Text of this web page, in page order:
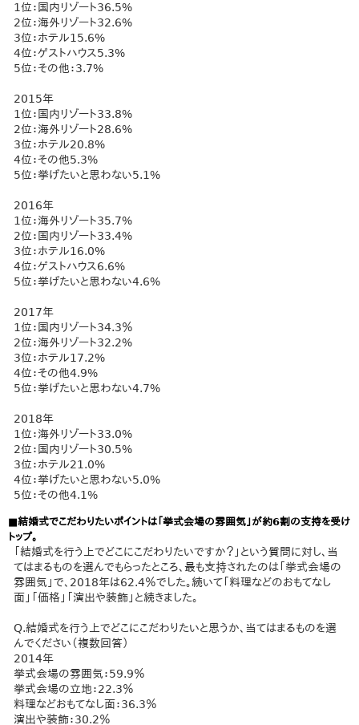
1位：国内リゾート36.5%
2位：海外リゾート32.6%
3位：ホテル15.6%
4位：ゲストハウス5.3%
5位：その他：3.7%
2015年
1位：国内リゾート33.8%
2位：海外リゾート28.6%
3位：ホテル20.8%
4位：その他5.3%
5位：挙げたいと思わない5.1%
2016年
1位：海外リゾート35.7%
2位：国内リゾート33.4%
3位：ホテル16.0%
4位：ゲストハウス6.6%
5位：挙げたいと思わない4.6%
2017年
1位：国内リゾート34.3％
2位：海外リゾート32.2%
3位：ホテル17.2%
4位：その他4.9%
5位：挙げたいと思わない4.7%
2018年
1位：海外リゾート33.0%
2位：国内リゾート30.5%
3位：ホテル21.0%
4位：挙げたいと思わない5.0%
5位：その他4.1%
■結婚式でこだわりたいポイントは「挙式会場の雰囲気」が約6割の支持を受け
トップ。
「結婚式を行う上でどこにこだわりたいですか？」という質問に対し、当
てはまるものを選んでもらったところ、最も支持されたのは「挙式会場の
雰囲気」で、2018年は62.4％でした。続いて「料理などのおもてなし
面」「価格」「演出や装飾」と続きました。
Q.結婚式を行う上でどこにこだわりたいと思うか、当てはまるものを選
んでください（複数回答）
2014年
挙式会場の雰囲気：59.9％
挙式会場の立地：22.3％
料理などおもてなし面：36.3％
演出や装飾：30.2％